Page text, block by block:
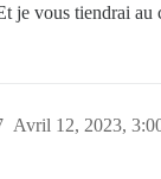
je vous tiendrai au
Avril 12, 2023,